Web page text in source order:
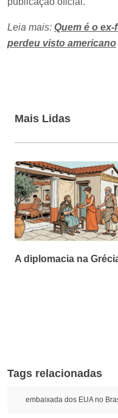
Leia mais: Quem é o
perdeu visto americano
Mais Lidas
A diplomacia na
Tags relacionadas
embaixada dos EUA no